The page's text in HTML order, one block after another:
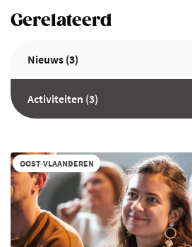
Gerelateerd
Nieuws (3)
Activiteiten (3)
OOST-VLAANDEREN